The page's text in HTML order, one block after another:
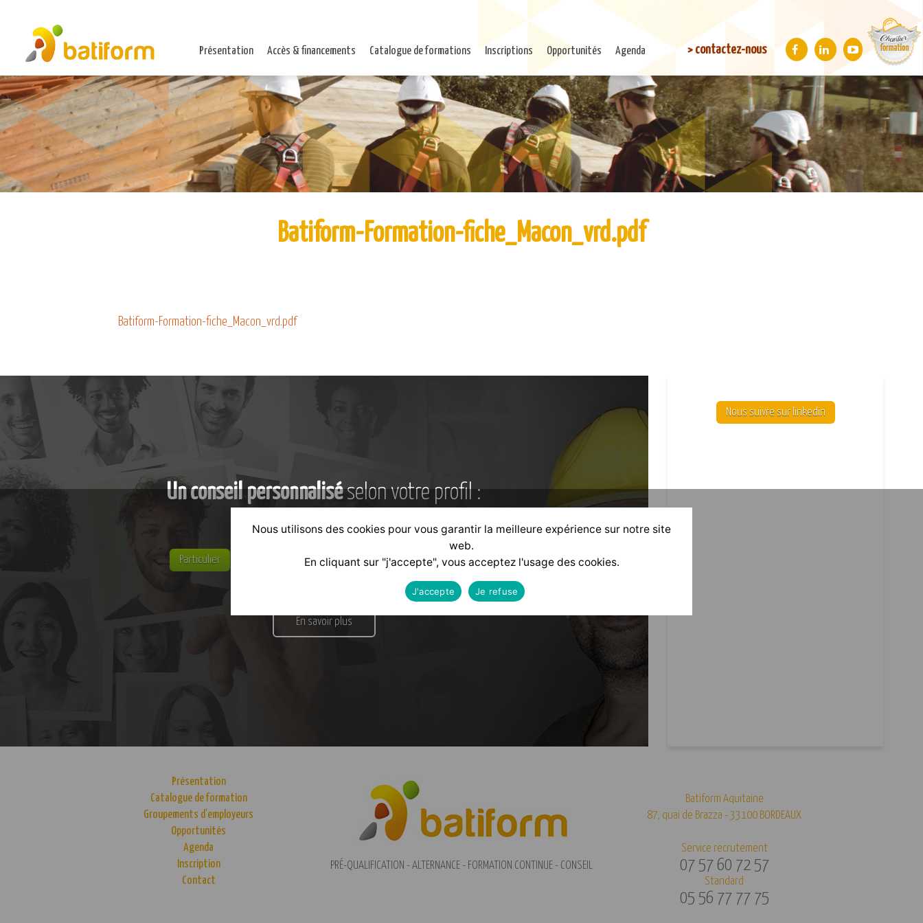
Présentation Accès & financements Catalogue de formations Inscriptions Opportunités Agenda > contactez-nous
Batiform-Formation-fiche_Macon_vrd.pdf
Batiform-Formation-fiche_Macon_vrd.pdf
Un conseil personnaliséselon votre profil :
Particulier Formateur Financeur
En savoir plus
Nous suivre sur linkedin
Présentation
Catalogue de formation
Groupements d’employeurs
Opportunités
Agenda
Inscription
Contact
PRÉ-QUALIFICATION - ALTERNANCE - FORMATION CONTINUE - CONSEIL
Batiform Aquitaine
87, quai de Brazza - 33100 BORDEAUX
Service recrutement
07 57 60 72 57
Standard
05 56 77 77 75
Nous utilisons des cookies pour vous garantir la meilleure expérience sur notre site
web.
En cliquant sur "j'accepte", vous acceptez l'usage des cookies.
J'accepte Je refuse